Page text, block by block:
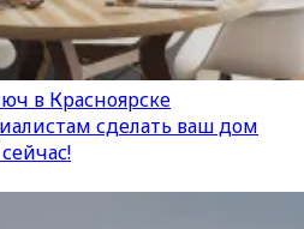
в Красноярске
сделать ваш дом